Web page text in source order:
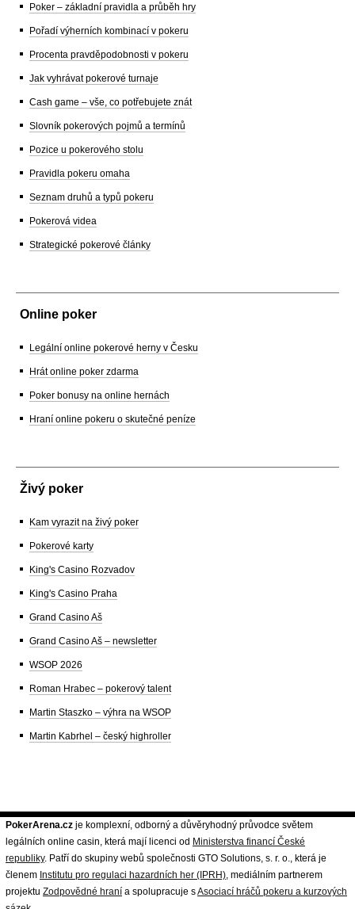
Poker – základní pravidla a průběh hry
Pořadí výherních kombinací v pokeru
Procenta pravděpodobnosti v pokeru
Jak vyhrávat pokerové turnaje
Cash game – vše, co potřebujete znát
Slovník pokerových pojmů a termínů
Pozice u pokerového stolu
Pravidla pokeru omaha
Seznam druhů a typů pokeru
Pokerová videa
Strategické pokerové články
Online poker
Legální online pokerové herny v Česku
Hrát online poker zdarma
Poker bonusy na online hernách
Hraní online pokeru o skutečné peníze
Živý poker
Kam vyrazit na živý poker
Pokerové karty
King's Casino Rozvadov
King's Casino Praha
Grand Casino Aš
Grand Casino Aš – newsletter
WSOP 2026
Roman Hrabec – pokerový talent
Martin Staszko – výhra na WSOP
Martin Kabrhel – český highroller
PokerArena.cz je komplexní, odborný a důvěryhodný průvodce světem
legálních online casin, která mají licenci od Ministerstva financí České
republiky. Patří do skupiny webů společnosti GTO Solutions, s. r. o., která je
členem Institutu pro regulaci hazardních her (IPRH) , mediálním partnerem
projektu Zodpovědné hraní a spolupracuje sAsociací hráčů pokeru a kurzových